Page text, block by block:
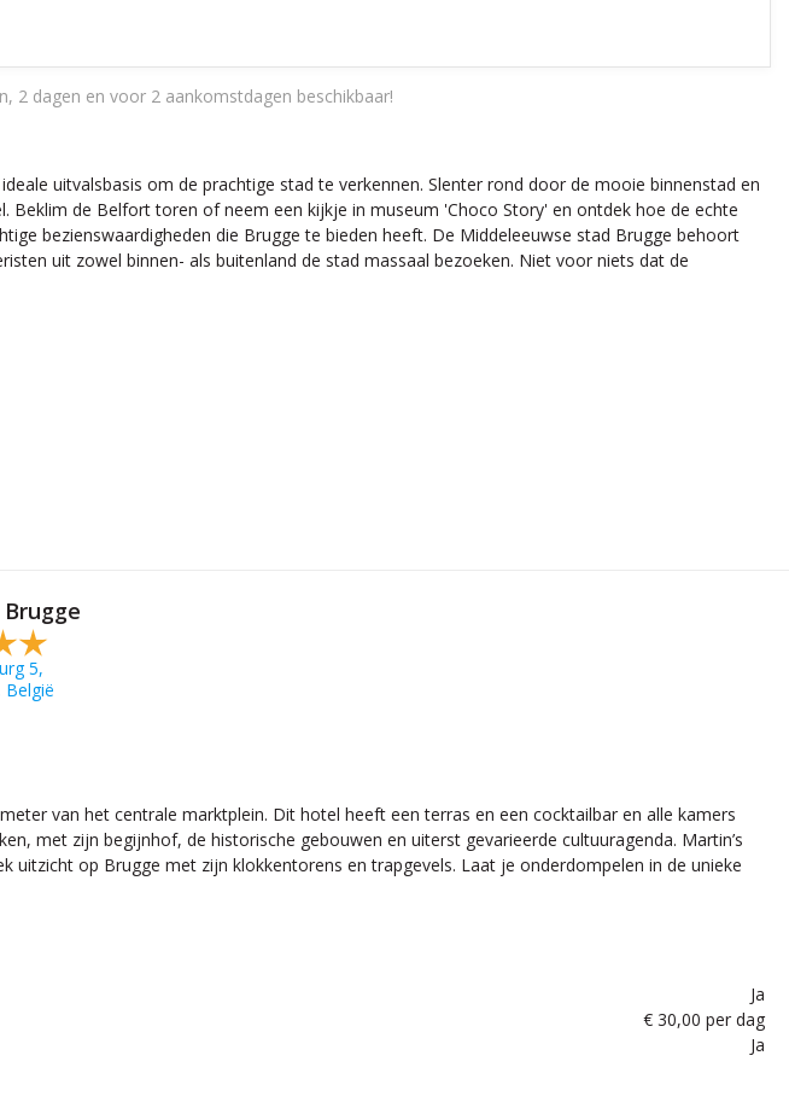
2 dagen en voor 2 aankomstdagen beschikbaar!
uitvalsbasis om de prachtige stad te verkennen. Slenter rond door de mooie binnenstad en
de Belfort toren of neem een kijkje in museum 'Choco Story' en ontdek hoe de echte
bezienswaardigheden die Brugge te bieden heeft. De Middeleeuwse stad Brugge behoort
uit zowel binnen- als buitenland de stad massaal bezoeken. Niet voor niets dat de
5,
België
van het centrale marktplein. Dit hotel heeft een terras en een cocktailbar en alle kamers
met zijn begijnhof, de historische gebouwen en uiterst gevarieerde cultuuragenda. Martin’s
op Brugge met zijn klokkentorens en trapgevels. Laat je onderdompelen in de unieke
Ja
€ 30,00 per dag
Ja